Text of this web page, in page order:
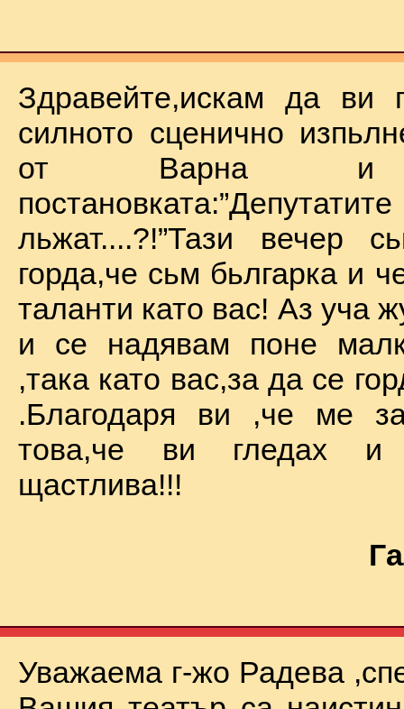
Здравейте,искам да ви
силното сценично
от Варна и
льжат....?!”Тази вечер
горда,че сьм бьлгарка и
таланти като вас! Аз уча
и се надявам поне
,така като вас,за да се
.Благодаря ви ,че ме
това,че ви гледах
щастлива!!!
Уважаема г-жо Радева